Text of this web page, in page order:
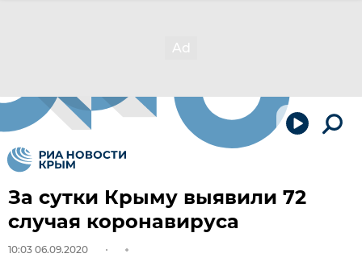
За сутки Крыму выявили 72
случая коронавируса
10:03 06.09.2020